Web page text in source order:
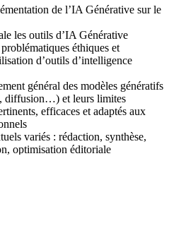
l’IA générative avec méthode,
un véritable levier d’efficacité
certification professionnelle
RS6776
Création de
par l’usage responsable de
.
de l’IA Générative sur le
les outils d’IA Générative
éthiques et
d’outils d’intelligence
général des modèles génératifs
diffusion…) et leurs limites
efficaces et adaptés aux
variés : rédaction, synthèse,
optimisation éditoriale
adaptés aux besoins
dérives potentielles de l’IA